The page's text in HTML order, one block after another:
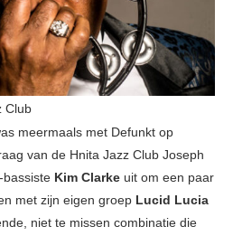
Club
meermaals met Defunkt op
van de Hnita Jazz Club Joseph
bassiste Kim Clarke uit om een paar
met zijn eigen groep Lucid Lucia
niet te missen combinatie die